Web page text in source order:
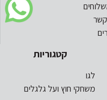
קטגוריות
לגו
משחקי חוץ ועל גלגלים